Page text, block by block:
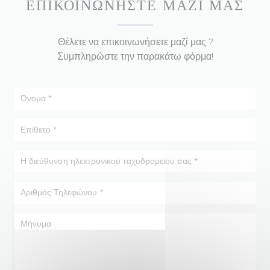
ΕΠΙΚΟΙΝΩΝΉΣΤΕ ΜΑΖΊ ΜΑΣ
Θέλετε να επικοινωνήσετε μαζί μας ?
Συμπληρώστε την παρακάτω φόρμα!